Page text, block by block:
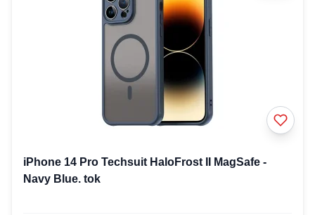
iPhone 14 Pro Techsuit HaloFrost II MagSafe -
Navy Blue. tok